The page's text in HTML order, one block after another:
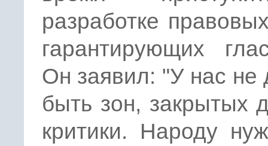
разработке
гарантирующих
Он заявил: "У нас не
быть зон, закрытых
критики. Народу